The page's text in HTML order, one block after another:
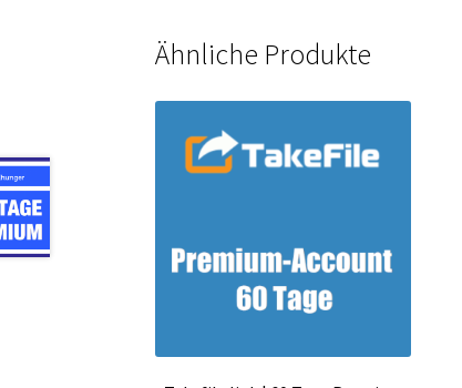
Ähnliche Produkte